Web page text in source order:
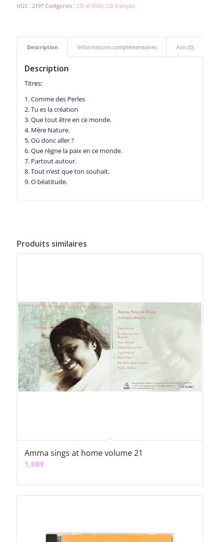
UGS : 2197 Catégories : CD et DVD, CD français
Description Informations complémentaires Avis (0)
Description
Titres:
1. Comme des Perles
2. Tu es la création
3. Que tout être en ce monde.
4. Mère Nature.
5. Où donc aller ?
6. Que règne la paix en ce monde.
7. Partout autour.
8. Tout n’est que ton souhait.
9. O béatitude.
Produits similaires
Amma sings at home volume 21
1,00€